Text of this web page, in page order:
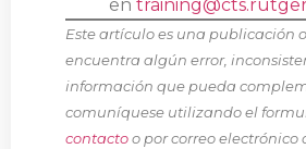
en
Este artículo es una publicación
encuentra algún error,
información que pueda
comuníquese utilizando el
contactoo por correo electrónico